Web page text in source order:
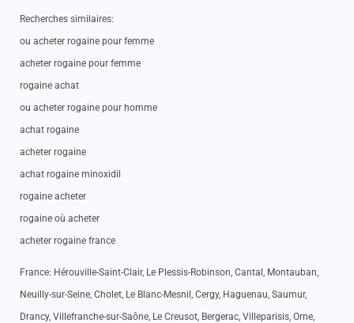
Recherches similaires:
ou acheter rogaine pour femme
acheter rogaine pour femme
rogaine achat
ou acheter rogaine pour homme
achat rogaine
acheter rogaine
achat rogaine minoxidil
rogaine acheter
rogaine où acheter
acheter rogaine france
France: Hérouville-Saint-Clair, Le Plessis-Robinson, Cantal, Montauban,
Neuilly-sur-Seine, Cholet, Le Blanc-Mesnil, Cergy, Haguenau, Saumur,
Drancy, Villefranche-sur-Saône, Le Creusot, Bergerac, Villeparisis, Orne,